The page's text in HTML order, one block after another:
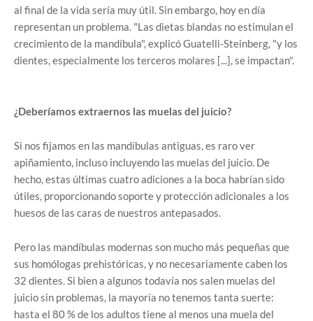
al final de la vida sería muy útil. Sin embargo, hoy en día
representan un problema. "Las dietas blandas no estimulan el
crecimiento de la mandíbula", explicó Guatelli-Steinberg, "y los
dientes, especialmente los terceros molares [...], se impactan".
¿Deberíamos extraernos las muelas del juicio?
Si nos fijamos en las mandíbulas antiguas, es raro ver
apiñamiento, incluso incluyendo las muelas del juicio. De
hecho, estas últimas cuatro adiciones a la boca habrían sido
útiles, proporcionando soporte y protección adicionales a los
huesos de las caras de nuestros antepasados.
Pero las mandíbulas modernas son mucho más pequeñas que
sus homólogas prehistóricas, y no necesariamente caben los
32 dientes. Si bien a algunos todavía nos salen muelas del
juicio sin problemas, la mayoría no tenemos tanta suerte:
hasta el 80 % de los adultos tiene al menos una muela del